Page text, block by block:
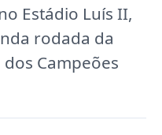
Estádio Luís II,
rodada da
Campeões